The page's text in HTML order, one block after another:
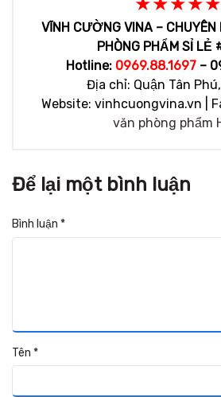
VĨNH CƯỜNG VINA – CHUYÊN
PHÒNG PHẨM SỈ LẺ
Hotline: 0969.88.1697 –
Địa chỉ: Quận Tân Phú,
Website: vinhcuongvina.vn |
văn phòng phẩm
Để lại một bình luận
Bình luận *
Tên *